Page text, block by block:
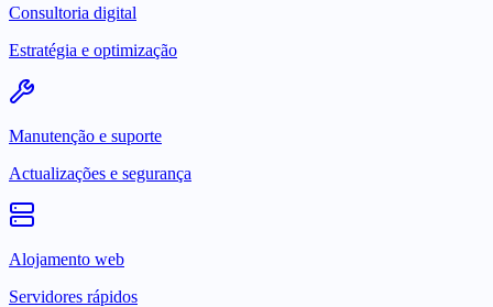
Consultoria digital
Estratégia e optimização
Manutenção e suporte
Actualizações e segurança
Alojamento web
Servidores rápidos